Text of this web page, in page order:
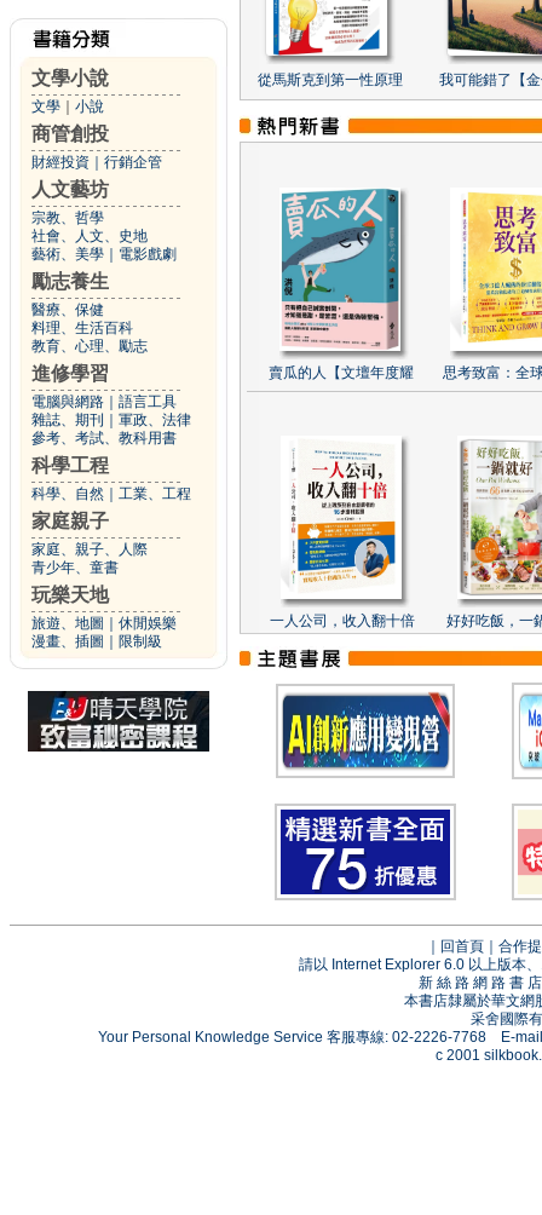
文學小說
文學 小說
商管創投
財經投資 行銷企管
人文藝坊
宗教、哲學
社會、人文、史地
藝術、美學
電影戲劇
勵志養生
醫療、保健
料理、生活百科
教育、心理、勵志
進修學習
電腦與網路
語言工具
雜誌、期刊
軍政、法律
參考、考試、教科用書
科學工程
科學、自然 工業、工程
家庭親子
家庭、親子、人際
青少年、童書
玩樂天地
旅遊、地圖
休閒娛樂
漫畫、插圖
限制級
從馬斯克到第一性原理 我可能錯了【
賣瓜的人【文壇年度耀 思考致富：全
一人公司，收入翻十倍 好好吃飯，一
回首頁
合作
請以 Internet Explorer 6.0 以上版本
新 絲 路 網 路 書
本書店隸屬於華文網
采舍國際
Your Personal Knowledge Service 客服專線: 02-2226-7768 E-
c 2001